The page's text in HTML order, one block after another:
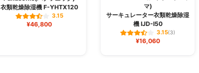
衣類乾燥除湿機 F-YHTX120
3.15
¥46,800
マ)
サーキュレーター衣類乾燥除湿
機 IJD-I50
3.15(3)
¥16,060